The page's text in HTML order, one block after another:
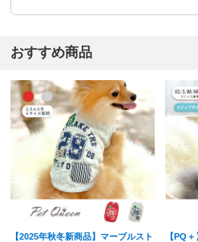
おすすめ商品
【2025年秋冬新商品】マーブルスト
【PQ